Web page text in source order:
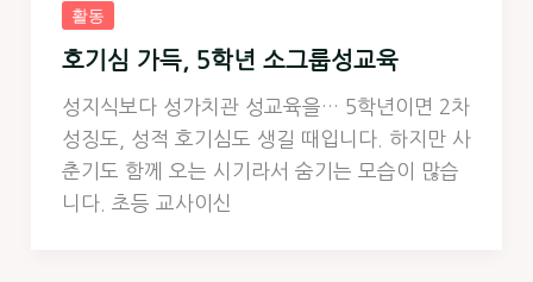
활동
호기심 가득, 5학년 소그룹성교육
성지식보다 성가치관 성교육을… 5학년이면 2차
성징도, 성적 호기심도 생길 때입니다. 하지만 사
춘기도 함께 오는 시기라서 숨기는 모습이 많습
니다. 초등 교사이신